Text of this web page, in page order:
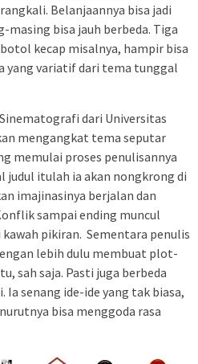
Belanjaannya bisa jadi
bisa jauh berbeda. Tiga
kecap misalnya, hampir bisa
yang variatif dari tema tunggal
dari Universitas
mengangkat tema seputar
memulai proses penulisannya
judul itulah ia akan nongkrong di
imajinasinya berjalan dan
sampai ending muncul
pikiran. Sementara penulis
lebih dulu membuat plot-
sah saja. Pasti juga berbeda
Ia senang ide-ide yang tak biasa,
bisa menggoda rasa